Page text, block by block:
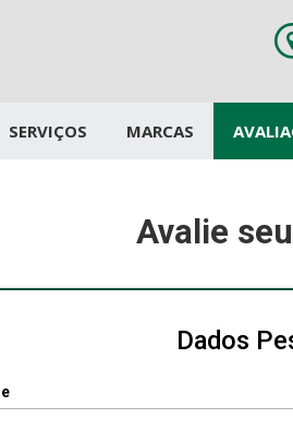
SERVIÇOS MARCAS
Avalie
Dados